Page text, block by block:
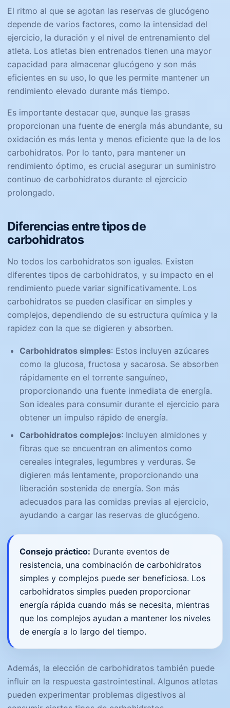
El ritmo al que se agotan las reservas de glucógeno
depende de varios factores, como la intensidad del
ejercicio, la duración y el nivel de entrenamiento del
atleta. Los atletas bien entrenados tienen una mayor
capacidad para almacenar glucógeno y son más
eficientes en su uso, lo que les permite mantener un
rendimiento elevado durante más tiempo.
Es importante destacar que, aunque las grasas
proporcionan una fuente de energía más abundante, su
oxidación es más lenta y menos eficiente que la de los
carbohidratos. Por lo tanto, para mantener un
rendimiento óptimo, es crucial asegurar un suministro
continuo de carbohidratos durante el ejercicio
prolongado.
Diferencias entre tipos de
carbohidratos
No todos los carbohidratos son iguales. Existen
diferentes tipos de carbohidratos, y su impacto en el
rendimiento puede variar significativamente. Los
carbohidratos se pueden clasificar en simples y
complejos, dependiendo de su estructura química y la
rapidez con la que se digieren y absorben.
Carbohidratos simples: Estos incluyen azúcares
como la glucosa, fructosa y sacarosa. Se absorben
rápidamente en el torrente sanguíneo,
proporcionando una fuente inmediata de energía.
Son ideales para consumir durante el ejercicio para
obtener un impulso rápido de energía.
Carbohidratos complejos: Incluyen almidones y
fibras que se encuentran en alimentos como
cereales integrales, legumbres y verduras. Se
digieren más lentamente, proporcionando una
liberación sostenida de energía. Son más
adecuados para las comidas previas al ejercicio,
ayudando a cargar las reservas de glucógeno.
Consejo práctico: Durante eventos de
resistencia, una combinación de carbohidratos
simples y complejos puede ser beneficiosa. Los
carbohidratos simples pueden proporcionar
energía rápida cuando más se necesita, mientras
que los complejos ayudan a mantener los niveles
de energía a lo largo del tiempo.
Además, la elección de carbohidratos también puede
influir en la respuesta gastrointestinal. Algunos atletas
pueden experimentar problemas digestivos al